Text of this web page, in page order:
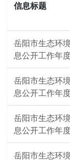
信息标题
岳阳市生态环
息公开工作年
岳阳市生态环
息公开工作年
岳阳市生态环
息公开工作年
岳阳市生态环